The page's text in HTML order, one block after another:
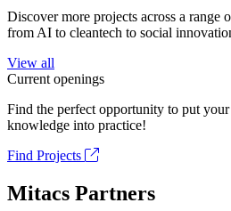
Discover more projects across a
from AI to cleantech to social
View all
Current openings
Find the perfect opportunity to put
knowledge into practice!
Find Projects
Mitacs Partners